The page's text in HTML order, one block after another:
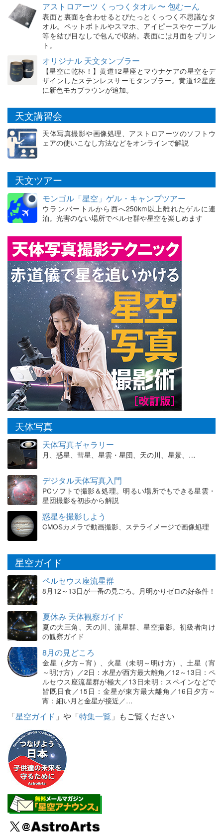
アストロアーツ くっつくタオル 〜 包むーん
表面と裏面を合わせるとぴたっとくっつく不思議なタ
オル。ペットボトルやスマホ、アイピースやケーブル
等を結び目なしで包んで収納。表面には月面をプリン
ト。
オリジナル 天文タンブラー
【星空に乾杯！】黄道12星座とマウナケアの星空をデ
ザインしたステンレスサーモタンブラー。黄道12星座
に新色モカブラウンが追加。
天文講習会
天体写真撮影や画像処理、アストロアーツのソフトウ
ェアの使いこなし方法などをオンラインで解説
天文ツアー
モンゴル「星空」ゲル・キャンプツアー
ウランバートルから西へ250km以上離れたゲルに連
泊。光害のない場所でペルセ群や星空を楽しめます
天体写真
天体写真ギャラリー
月、惑星、彗星、星雲・星団、天の川、星景、…
デジタル天体写真入門
PCソフトで撮影＆処理。明るい場所でもできる星雲・
星団撮影を初歩から解説
惑星を撮影しよう
CMOSカメラで動画撮影、ステライメージで画像処理
星空ガイド
ペルセウス座流星群
8月12～13日が一番の見ごろ。月明かりゼロの好条件！
夏休み 天体観察ガイド
夏の大三角、天の川、流星群、星空撮影。初級者向け
の観察ガイド
8月の見どころ
金星（夕方～宵）、火星（未明～明け方）、土星（宵
～明け方）／2日：水星が西方最大離角／12～13日：ペ
ルセウス座流星群が極大／13日未明：スペインなどで
皆既日食／15日：金星が東方最大離角／16日夕方～
宵：細い月と金星が接近／…
「星空ガイド 」や「特集一覧 」もご覧ください